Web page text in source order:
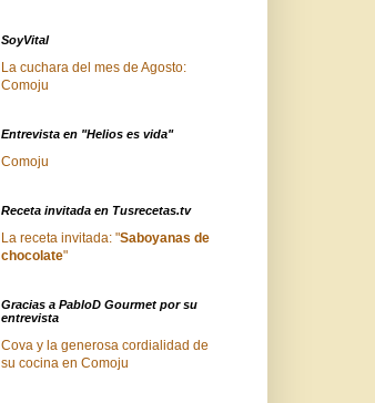
SoyVital
La cuchara del mes de Agosto:
Comoju
Entrevista en "Helios es vida"
Comoju
Receta invitada en Tusrecetas.tv
La receta invitada: "Saboyanas de
chocolate"
Gracias a PabloD Gourmet por su
entrevista
Cova y la generosa cordialidad de
su cocina en Comoju